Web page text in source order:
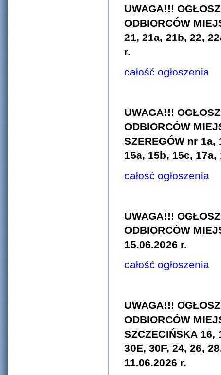
UWAGA!!!
ODBIORCÓW
21, 21a, 21b, 22,
r.
całość ogłoszenia
UWAGA!!!
ODBIORCÓW
SZEREGÓW nr
15a, 15b, 15c,
całość ogłoszenia
UWAGA!!!
ODBIORCÓW
15.06.2026 r.
całość ogłoszenia
UWAGA!!!
ODBIORCÓW
SZCZECIŃSKA 16,
30E, 30F, 24, 26,
11.06.2026 r.